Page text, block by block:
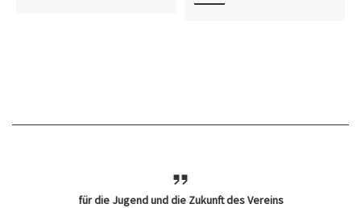
für die Jugend und die Zukunft des Vereins